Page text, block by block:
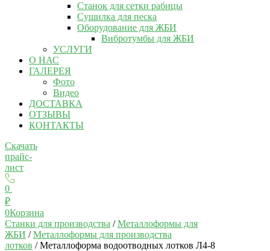
Станок для сетки рабицы
Сушилка для песка
Оборудование для ЖБИ
Вибротумбы для ЖБИ
УСЛУГИ
О НАС
ГАЛЕРЕЯ
Фото
Видео
ДОСТАВКА
ОТЗЫВЫ
КОНТАКТЫ
Скачать
прайс-
лист
0
₽
0Корзина
Станки для производства /Металлоформы для
ЖБИ /Металлоформы для производства
лотков / Металлоформа водоотводных лотков Л4-8